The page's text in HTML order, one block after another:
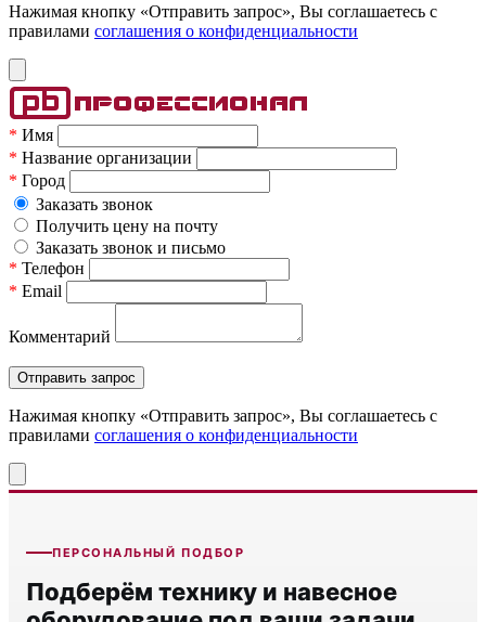
Нажимая кнопку «Отправить запрос», Вы соглашаетесь c
правилами соглашения о конфиденциальности
* Имя
* Название организации
* Город
Заказать звонок
Получить цену на почту
Заказать звонок и письмо
* Телефон
* Email
Комментарий
Нажимая кнопку «Отправить запрос», Вы соглашаетесь c
правилами соглашения о конфиденциальности
ПЕРСОНАЛЬНЫЙ ПОДБОР
Подберём технику и навесное